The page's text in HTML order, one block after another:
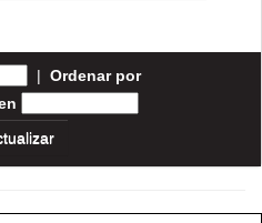
| Ordenar por